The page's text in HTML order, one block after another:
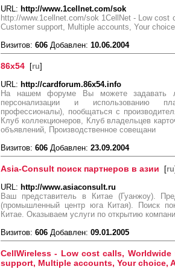
URL: http://www.1cellnet.com/sok
http://www.1cellnet.com/sok 1CellNet - Low
Customer support, Multiple accounts, Your
Визитов: 606 Добавлен: 10.06.2004
86x54 [ru]
URL: http://cardforum.86x54.info
На нашем форуме Вы можете задавать
персонализации и использованию
профессионалы), пообщаться с
Клуб коллекционеров, Клуб владельцев
объявлений, Производственное совещани
Визитов: 606 Добавлен: 23.09.2004
Asia-Consult поиск партнеров в азии [ru
URL: http://www.asiaconsult.ru
Ваш представитель в Китае (Гуанжоу).
(промышленный центр юга Китая). Поиск
Китае. Оказываем услуги по открытию
Визитов: 606 Добавлен: 09.01.2005
CellWireless - Low cost calls,
support, Multiple accounts, Your choice,